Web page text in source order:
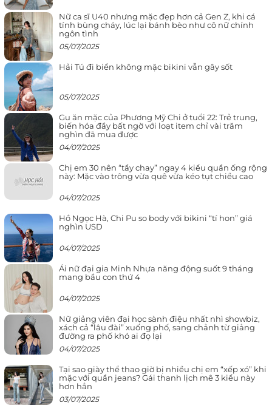
Nữ ca sĩ U40 nhưng mặc đẹp hơn cả Gen Z, khi cá
tính bùng cháy, lúc lại bánh bèo như cô nữ chính
ngôn tình
05/07/2025
Hải Tú đi biển không mặc bikini vẫn gây sốt
05/07/2025
Gu ăn mặc của Phương Mỹ Chi ở tuổi 22: Trẻ trung,
biến hóa đầy bất ngờ với loạt item chỉ vài trăm
nghìn đã mua được
04/07/2025
Chị em 30 nên “tẩy chay” ngay 4 kiểu quần ống rộng
này: Mặc vào trông vừa quê vừa kéo tụt chiều cao
04/07/2025
Hồ Ngọc Hà, Chi Pu so body với bikini “tí hon” giá
nghìn USD
04/07/2025
Ái nữ đại gia Minh Nhựa năng động suốt 9 tháng
mang bầu con thứ 4
04/07/2025
Nữ giảng viên đại học sành điệu nhất nhì showbiz,
xách cả “lâu đài” xuống phố, sang chảnh từ giảng
đường ra phố khó ai đọ lại
04/07/2025
Tại sao giày thể thao giờ bị nhiều chị em “xếp xó” khi
mặc với quần jeans? Gái thanh lịch mê 3 kiểu này
hơn hẳn
03/07/2025